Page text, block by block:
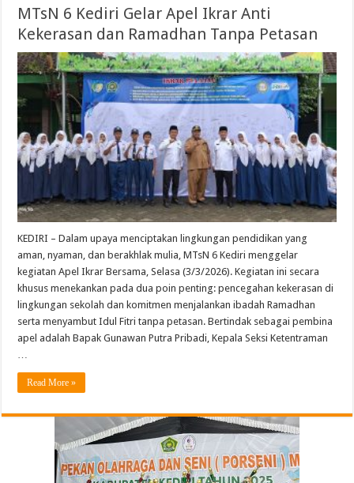
MTsN 6 Kediri Gelar Apel Ikrar Anti
Kekerasan dan Ramadhan Tanpa Petasan
KEDIRI – Dalam upaya menciptakan lingkungan pendidikan yang
aman, nyaman, dan berakhlak mulia, MTsN 6 Kediri menggelar
kegiatan Apel Ikrar Bersama, Selasa (3/3/2026). Kegiatan ini secara
khusus menekankan pada dua poin penting: pencegahan kekerasan di
lingkungan sekolah dan komitmen menjalankan ibadah Ramadhan
serta menyambut Idul Fitri tanpa petasan. Bertindak sebagai pembina
apel adalah Bapak Gunawan Putra Pribadi, Kepala Seksi Ketentraman
…
Read More »